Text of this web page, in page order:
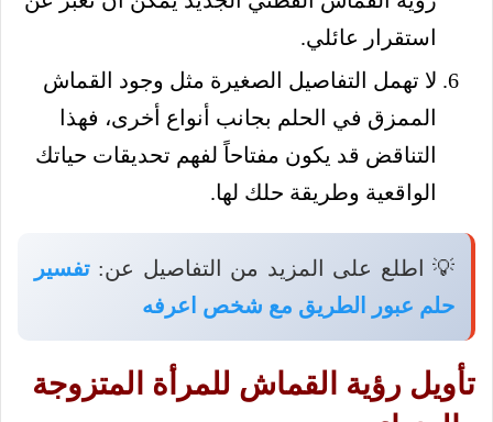
استقرار عائلي.
لا تهمل التفاصيل الصغيرة مثل وجود القماش
الممزق في الحلم بجانب أنواع أخرى، فهذا
التناقض قد يكون مفتاحاً لفهم تحديقات حياتك
الواقعية وطريقة حلك لها.
💡 اطلع على المزيد من التفاصيل عن: تفسير
حلم عبور الطريق مع شخص اعرفه
تأويل رؤية القماش للمرأة المتزوجة